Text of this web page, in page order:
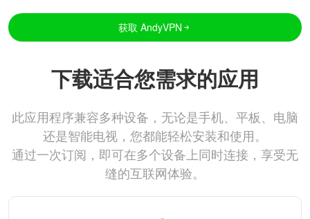
获取 AndyVPN
下载适合您需求的应用
此应用程序兼容多种设备，无论是手机、平板、电脑
还是智能电视，您都能轻松安装和使用。
通过一次订阅，即可在多个设备上同时连接，享受无
缝的互联网体验。